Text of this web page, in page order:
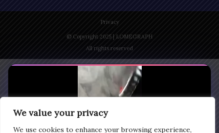
We value your privacy
We use cookies to enhance your browsing experience,
Privacy
© Copyright 2025 | LOMEGRAPH
All rights reserved